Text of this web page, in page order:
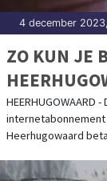
4 december
ZO KUN JE
Heerhugowaard